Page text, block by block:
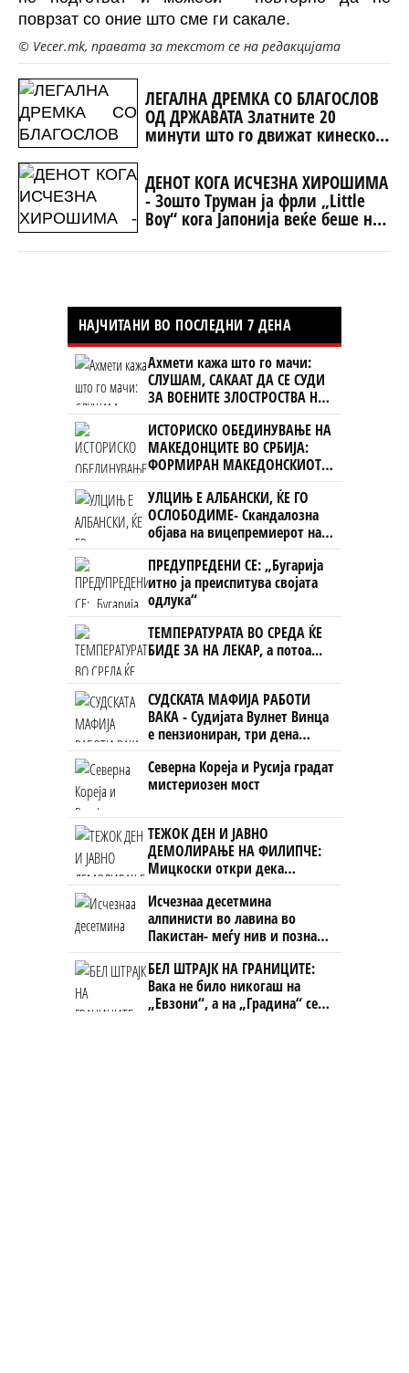
поврзат со оние што сме ги сакале.
© Vecer.mk, правата за текстот се на редакцијата
ЛЕГАЛНА ДРЕМКА СО БЛАГОСЛОВ
ОД ДРЖАВАТА Златните 20
минути што го движат кинеското
ДЕНОТ КОГА ИСЧЕЗНА ХИРОШИМА
- Зошто Труман ја фрли „Little
Boy“ кога Јапонија веќе беше на
НАЈЧИТАНИ ВО ПОСЛЕДНИ 7 ДЕНА
Ахмети кажа што го мачи:
СЛУШАМ, САКААТ ДА СЕ СУДИ
ЗА ВОЕНИТЕ ЗЛОСТРОСТВА НА
УЧК...
ИСТОРИСКО ОБЕДИНУВАЊЕ НА
МАКЕДОНЦИТЕ ВО СРБИЈА:
ФОРМИРАН МАКЕДОНСКИОТ
НАЦИОНАЛЕН СОЈУЗ
УЛЦИЊ Е АЛБАНСКИ, ЌЕ ГО
ОСЛОБОДИМЕ- Скандалозна
објава на вицепремиерот на
Црна Гора
ПРЕДУПРЕДЕНИ СЕ: „Бугарија
итно ја преиспитува својата
одлука“
ТЕМПЕРАТУРАТА ВО СРЕДА ЌЕ
БИДЕ ЗА НА ЛЕКАР, а потоа...
СУДСКАТА МАФИЈА РАБОТИ
ВАКА - Судијата Вулнет Винца
е пензиониран, три дена
откако му го врати пасошот
на бизнисменот Марковски
Северна Кореја и Русија градат
мистериозен мост
ТЕЖОК ДЕН И ЈАВНО
ДЕМОЛИРАЊЕ НА ФИЛИПЧЕ:
Мицкоски откри дека
човекот појма нема од
ништо, освен за кеш
Исчезнаа десетмина
алпинисти во лавина во
Пакистан- меѓу нив и познат
Непалец
БЕЛ ШТРАЈК НА ГРАНИЦИТЕ:
Вака не било никогаш на
„Евзони“, а на „Градина“ се